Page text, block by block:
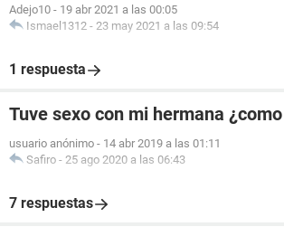
Adejo10 - 19 abr 2021 a las 00:05
Ismael1312 - 23 may 2021 a las 09:54
1 respuesta
Tuve sexo con mi hermana
usuario anónimo - 14 abr 2019 a las 01:11
Safiro - 25 ago 2020 a las 06:43
7 respuestas